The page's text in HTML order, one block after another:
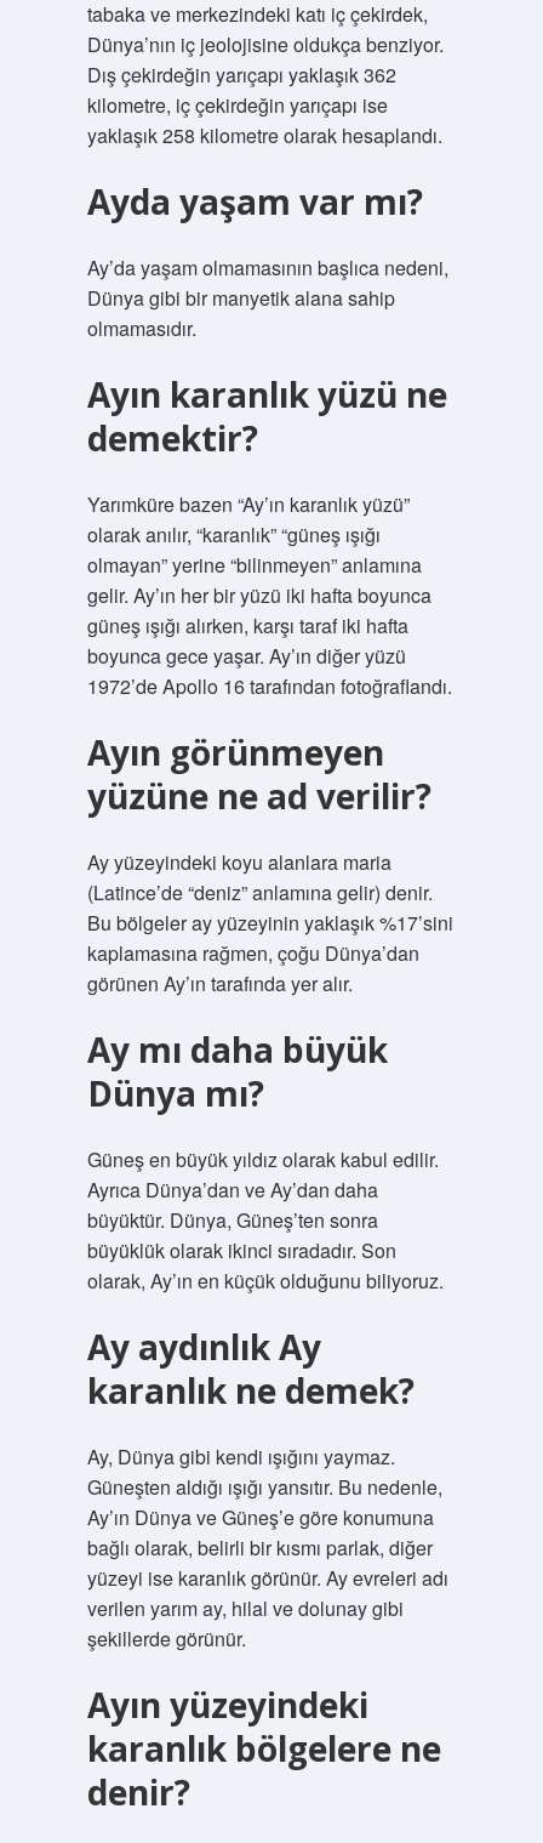
tabaka ve merkezindeki katı iç çekirdek,
Dünya’nın iç jeolojisine oldukça benziyor.
Dış çekirdeğin yarıçapı yaklaşık 362
kilometre, iç çekirdeğin yarıçapı ise
yaklaşık 258 kilometre olarak hesaplandı.
Ayda yaşam var mı?
Ay’da yaşam olmamasının başlıca nedeni,
Dünya gibi bir manyetik alana sahip
olmamasıdır.
Ayın karanlık yüzü ne
demektir?
Yarımküre bazen “Ay’ın karanlık yüzü”
olarak anılır, “karanlık” “güneş ışığı
olmayan” yerine “bilinmeyen” anlamına
gelir. Ay’ın her bir yüzü iki hafta boyunca
güneş ışığı alırken, karşı taraf iki hafta
boyunca gece yaşar. Ay’ın diğer yüzü
1972’de Apollo 16 tarafından fotoğraflandı.
Ayın görünmeyen
yüzüne ne ad verilir?
Ay yüzeyindeki koyu alanlara maria
(Latince’de “deniz” anlamına gelir) denir.
Bu bölgeler ay yüzeyinin yaklaşık %17’sini
kaplamasına rağmen, çoğu Dünya’dan
görünen Ay’ın tarafında yer alır.
Ay mı daha büyük
Dünya mı?
Güneş en büyük yıldız olarak kabul edilir.
Ayrıca Dünya’dan ve Ay’dan daha
büyüktür. Dünya, Güneş’ten sonra
büyüklük olarak ikinci sıradadır. Son
olarak, Ay’ın en küçük olduğunu biliyoruz.
Ay aydınlık Ay
karanlık ne demek?
Ay, Dünya gibi kendi ışığını yaymaz.
Güneşten aldığı ışığı yansıtır. Bu nedenle,
Ay’ın Dünya ve Güneş’e göre konumuna
bağlı olarak, belirli bir kısmı parlak, diğer
yüzeyi ise karanlık görünür. Ay evreleri adı
verilen yarım ay, hilal ve dolunay gibi
şekillerde görünür.
Ayın yüzeyindeki
karanlık bölgelere ne
denir?